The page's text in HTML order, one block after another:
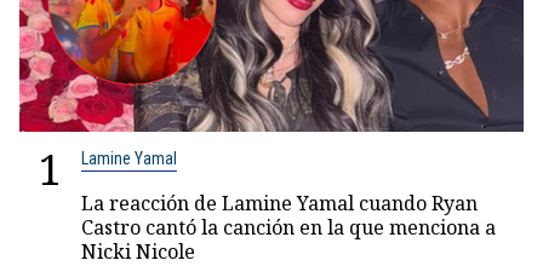
1 Lamine Yamal
La reacción de Lamine Yamal cuando Ryan
Castro cantó la canción en la que menciona a
Nicki Nicole